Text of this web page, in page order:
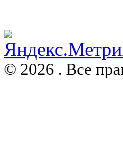
© 2026 . Все